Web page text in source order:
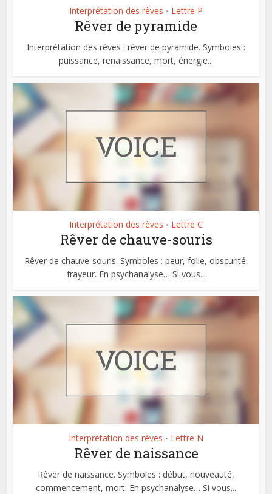
Interprétation des rêves • Lettre P
Rêver de pyramide
Interprétation des rêves : rêver de pyramide. Symboles :
puissance, renaissance, mort, énergie...
Interprétation des rêves • Lettre C
Rêver de chauve-souris
Rêver de chauve-souris. Symboles : peur, folie, obscurité,
frayeur. En psychanalyse… Si vous...
Interprétation des rêves • Lettre N
Rêver de naissance
Rêver de naissance. Symboles : début, nouveauté,
commencement, mort. En psychanalyse… Si vous...